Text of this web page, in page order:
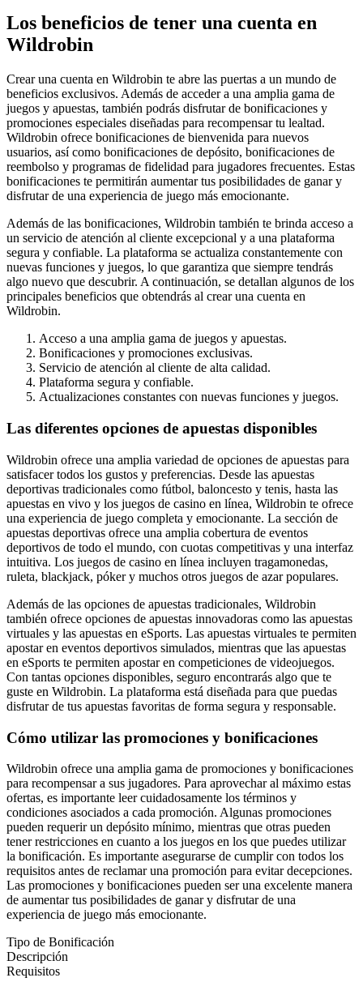
Los beneficios de tener una cuenta en
Wildrobin
Crear una cuenta en Wildrobin te abre las puertas a un mundo de
beneficios exclusivos. Además de acceder a una amplia gama de
juegos y apuestas, también podrás disfrutar de bonificaciones y
promociones especiales diseñadas para recompensar tu lealtad.
Wildrobin ofrece bonificaciones de bienvenida para nuevos
usuarios, así como bonificaciones de depósito, bonificaciones de
reembolso y programas de fidelidad para jugadores frecuentes. Estas
bonificaciones te permitirán aumentar tus posibilidades de ganar y
disfrutar de una experiencia de juego más emocionante.
Además de las bonificaciones, Wildrobin también te brinda acceso a
un servicio de atención al cliente excepcional y a una plataforma
segura y confiable. La plataforma se actualiza constantemente con
nuevas funciones y juegos, lo que garantiza que siempre tendrás
algo nuevo que descubrir. A continuación, se detallan algunos de los
principales beneficios que obtendrás al crear una cuenta en
Wildrobin.
Acceso a una amplia gama de juegos y apuestas.
Bonificaciones y promociones exclusivas.
Servicio de atención al cliente de alta calidad.
Plataforma segura y confiable.
Actualizaciones constantes con nuevas funciones y juegos.
Las diferentes opciones de apuestas disponibles
Wildrobin ofrece una amplia variedad de opciones de apuestas para
satisfacer todos los gustos y preferencias. Desde las apuestas
deportivas tradicionales como fútbol, baloncesto y tenis, hasta las
apuestas en vivo y los juegos de casino en línea, Wildrobin te ofrece
una experiencia de juego completa y emocionante. La sección de
apuestas deportivas ofrece una amplia cobertura de eventos
deportivos de todo el mundo, con cuotas competitivas y una interfaz
intuitiva. Los juegos de casino en línea incluyen tragamonedas,
ruleta, blackjack, póker y muchos otros juegos de azar populares.
Además de las opciones de apuestas tradicionales, Wildrobin
también ofrece opciones de apuestas innovadoras como las apuestas
virtuales y las apuestas en eSports. Las apuestas virtuales te permiten
apostar en eventos deportivos simulados, mientras que las apuestas
en eSports te permiten apostar en competiciones de videojuegos.
Con tantas opciones disponibles, seguro encontrarás algo que te
guste en Wildrobin. La plataforma está diseñada para que puedas
disfrutar de tus apuestas favoritas de forma segura y responsable.
Cómo utilizar las promociones y bonificaciones
Wildrobin ofrece una amplia gama de promociones y bonificaciones
para recompensar a sus jugadores. Para aprovechar al máximo estas
ofertas, es importante leer cuidadosamente los términos y
condiciones asociados a cada promoción. Algunas promociones
pueden requerir un depósito mínimo, mientras que otras pueden
tener restricciones en cuanto a los juegos en los que puedes utilizar
la bonificación. Es importante asegurarse de cumplir con todos los
requisitos antes de reclamar una promoción para evitar decepciones.
Las promociones y bonificaciones pueden ser una excelente manera
de aumentar tus posibilidades de ganar y disfrutar de una
experiencia de juego más emocionante.
Tipo de Bonificación
Descripción
Requisitos